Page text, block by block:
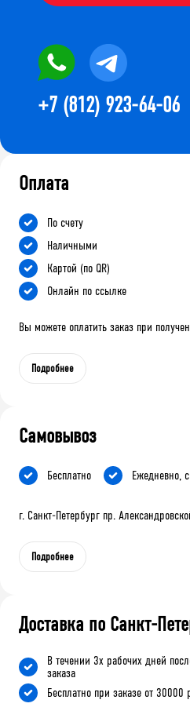
+7 (812) 923-64-06
Оплата
По счету
Наличными
Картой (по QR)
Онлайн по ссылке
Вы можете оплатить заказ при
Подробнее
Самовывоз
Бесплатно Ежедневно,
г. Санкт-Петербург пр.
Подробнее
Доставка по Санкт-
В течении 3х рабочих дней
заказа
Бесплатно при заказе от